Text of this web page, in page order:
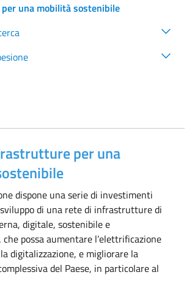
una mobilità sostenibile
per una
dispone una serie di investimenti
di una rete di infrastrutture di
digitale, sostenibile e
possa aumentare l’elettrificazione
digitalizzazione, e migliorare la
del Paese, in particolare al